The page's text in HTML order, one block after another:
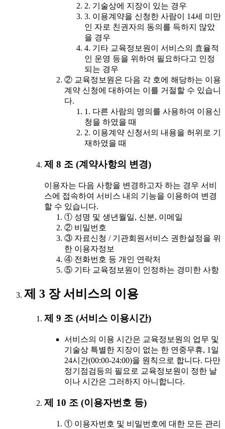
2. 기술상에 지장이 있는 경우
3. 이용계약을 신청한 사람이 14세 미만
인 자로 친권자의 동의를 득하지 않았
을 경우
4. 기타 교육정보원이 서비스의 효율적
인 운영 등을 위하여 필요하다고 인정
되는 경우
② 교육정보원은 다음 각 호에 해당하는 이용
계약 신청에 대하여는 이를 거절할 수 있습니
다.
1. 다른 사람의 명의를 사용하여 이용신
청을 하였을 때
2. 이용계약 신청서의 내용을 허위로 기
재하였을 때
제 8 조 (계약사항의 변경)
이용자는 다음 사항을 변경하고자 하는 경우 서비
스에 접속하여 서비스 내의 기능을 이용하여 변경
할 수 있습니다.
① 성명 및 생년월일, 신분, 이메일
② 비밀번호
③ 자료신청 / 기관회원서비스 권한설정을 위
한 이용자정보
④ 전화번호 등 개인 연락처
⑤ 기타 교육정보원이 인정하는 경미한 사항
제 3 장 서비스의 이용
제 9 조 (서비스 이용시간)
서비스의 이용 시간은 교육정보원의 업무 및
기술상 특별한 지장이 없는 한 연중무휴, 1일
24시간(00:00-24:00)을 원칙으로 합니다. 다만
정기점검등의 필요로 교육정보원이 정한 날
이나 시간은 그러하지 아니합니다.
제 10 조 (이용자번호 등)
① 이용자번호 및 비밀번호에 대한 모든 관리